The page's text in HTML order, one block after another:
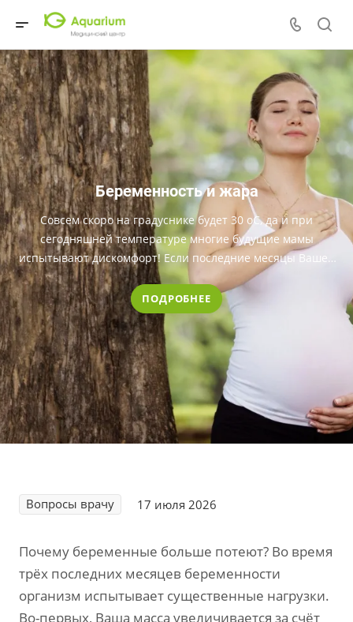
Беременность и жара
Совсем скоро на градуснике будет 30 оС, да и при
сегодняшней температуре многие будущие мамы
испытывают дискомфорт! Если последние месяцы Вашей
беременности выпали на жаркий летний сезон, следует
заранее приготовиться к рискам, связанным с
наступлением жары.
ПОДРОБНЕЕ
Вопросы врачу 17 июля 2026
Почему беременные больше потеют? Во время
трёх последних месяцев беременности
организм испытывает существенные нагрузки.
Во-первых, Ваша масса увеличивается за счёт